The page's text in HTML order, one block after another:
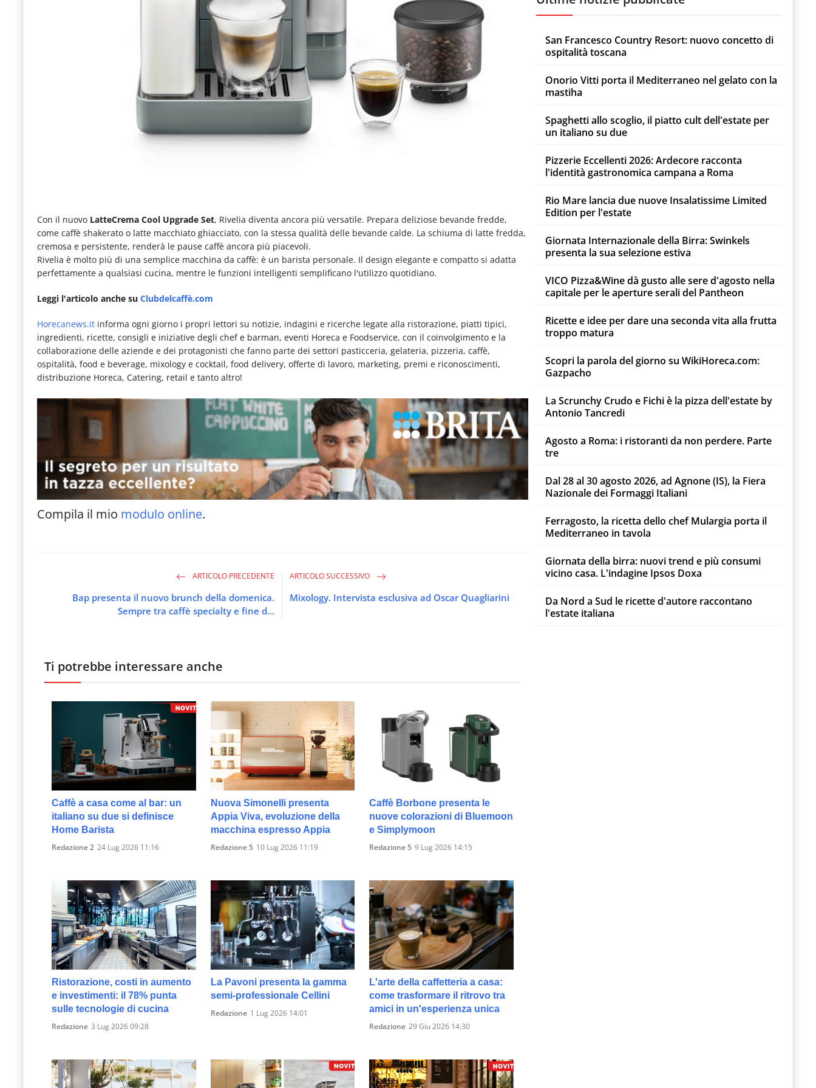
Con il nuovo LatteCrema Cool Upgrade Set, Rivelia diventa ancora più versatile. Prepara deliziose bevande fredde,
come caffè shakerato o latte macchiato ghiacciato, con la stessa qualità delle bevande calde. La schiuma di latte fredda,
cremosa e persistente, renderà le pause caffè ancora più piacevoli.
Rivelia è molto più di una semplice macchina da caffè: è un barista personale. Il design elegante e compatto si adatta
perfettamente a qualsiasi cucina, mentre le funzioni intelligenti semplificano l'utilizzo quotidiano.
Leggi l'articolo anche su Clubdelcaffè.com
Horecanews.it informa ogni giorno i propri lettori su notizie, indagini e ricerche legate alla ristorazione, piatti tipici,
ingredienti, ricette, consigli e iniziative degli chef e barman, eventi Horeca e Foodservice, con il coinvolgimento e la
collaborazione delle aziende e dei protagonisti che fanno parte dei settori pasticceria, gelateria, pizzeria, caffè,
ospitalità, food e beverage, mixology e cocktail, food delivery, offerte di lavoro, marketing, premi e riconoscimenti,
distribuzione Horeca, Catering, retail e tanto altro!
Compila il mio modulo online.
ARTICOLO PRECEDENTE
Bap presenta il nuovo brunch della domenica.
Sempre tra caffè specialty e fine d...
ARTICOLO SUCCESSIVO
Mixology. Intervista esclusiva ad Oscar Quagliarini
Ti potrebbe interessare anche
Caffè a casa come al bar: un
italiano su due si definisce
Home Barista
Redazione 2 24 Lug 2026 11:16
Nuova Simonelli presenta
Appia Viva, evoluzione della
macchina espresso Appia
Redazione 5 10 Lug 2026 11:19
Caffè Borbone presenta le
nuove colorazioni di Bluemoon
e Simplymoon
Redazione 5 9 Lug 2026 14:15
Ristorazione, costi in aumento
e investimenti: il 78% punta
sulle tecnologie di cucina
Redazione 3 Lug 2026 09:28
La Pavoni presenta la gamma
semi-professionale Cellini
Redazione 1 Lug 2026 14:01
L'arte della caffetteria a casa:
come trasformare il ritrovo tra
amici in un'esperienza unica
Redazione 29 Giu 2026 14:30
San Francesco Country Resort: nuovo concetto di
ospitalità toscana
Onorio Vitti porta il Mediterraneo nel gelato con la
mastiha
Spaghetti allo scoglio, il piatto cult dell'estate per
un italiano su due
Pizzerie Eccellenti 2026: Ardecore racconta
l'identità gastronomica campana a Roma
Rio Mare lancia due nuove Insalatissime Limited
Edition per l'estate
Giornata Internazionale della Birra: Swinkels
presenta la sua selezione estiva
VICO Pizza&Wine dà gusto alle sere d'agosto nella
capitale per le aperture serali del Pantheon
Ricette e idee per dare una seconda vita alla frutta
troppo matura
Scopri la parola del giorno su WikiHoreca.com:
Gazpacho
La Scrunchy Crudo e Fichi è la pizza dell'estate by
Antonio Tancredi
Agosto a Roma: i ristoranti da non perdere. Parte
tre
Dal 28 al 30 agosto 2026, ad Agnone (IS), la Fiera
Nazionale dei Formaggi Italiani
Ferragosto, la ricetta dello chef Mulargia porta il
Mediterraneo in tavola
Giornata della birra: nuovi trend e più consumi
vicino casa. L'indagine Ipsos Doxa
Da Nord a Sud le ricette d'autore raccontano
l'estate italiana